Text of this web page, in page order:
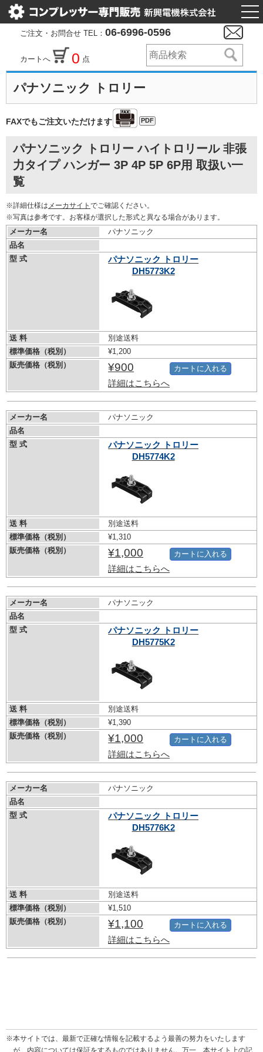
ご注文・お問合せ TEL： 06-6996-0596
カートへ 0 点
パナソニック トロリー
FAXでもご注文いただけます PDF
パナソニック トロリー ハイトロリール 非張
力タイプ ハンガー 3P 4P 5P 6P用 取扱い一
覧
※詳細仕様は メーカサイト でご確認ください。
※写真は参考です。お客様が選択した形式と異なる場合があります。
メーカー名
パナソニック
品名
型 式
パナソニック トロリー
DH5773K2
送 料
別途送料
標準価格（税別）
¥1,200
販売価格（税別）
¥900
詳細はこちらへ
カートに入れる
メーカー名
パナソニック
品名
型 式
パナソニック トロリー
DH5774K2
送 料
別途送料
標準価格（税別）
¥1,310
販売価格（税別）
¥1,000
詳細はこちらへ
カートに入れる
メーカー名
パナソニック
品名
型 式
パナソニック トロリー
DH5775K2
送 料
別途送料
標準価格（税別）
¥1,390
販売価格（税別）
¥1,000
詳細はこちらへ
カートに入れる
メーカー名
パナソニック
品名
型 式
パナソニック トロリー
DH5776K2
送 料
別途送料
標準価格（税別）
¥1,510
販売価格（税別）
¥1,100
詳細はこちらへ
カートに入れる
※本サイトでは、最新で正確な情報を記載するよう最善の努力をいたします
が、内容については保証をするものではありません。万一、本サイト上の記